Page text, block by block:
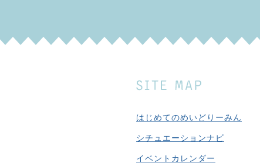
はじめてのめいどりーみん
シチュエーションナビ
イベントカレンダー